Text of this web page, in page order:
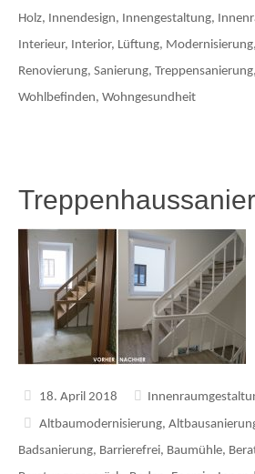
Holz, Innendesign, Innengestaltung,
Interieur, Interior, Lüftung, Modernisierung,
Renovierung, Sanierung, Treppensanierung,
Wohlbefinden, Wohngesundheit
18. April 2018
Altbaumodernisierung,
Badsanierung, Barrierefrei, Baumühle,